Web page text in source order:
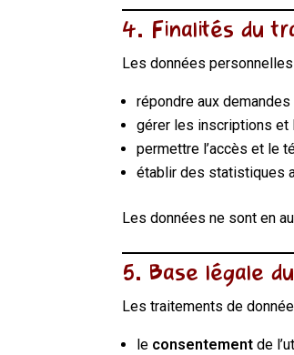
4. Finalités du
Les données
répondre aux
gérer les inscriptions et
permettre l’accès et le
établir des statistiques
Les données ne sont en
5. Base légale
Les traitements de
le consentement de